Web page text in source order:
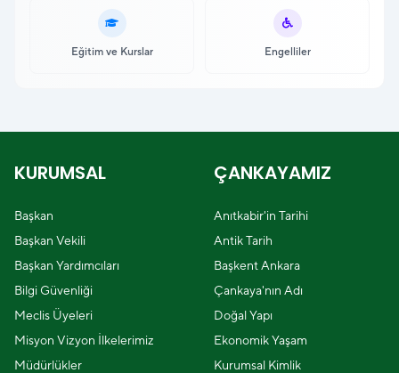
Eğitim ve Kurslar Engelliler
KURUMSAL
Başkan
Başkan Vekili
Başkan Yardımcıları
Bilgi Güvenliği
Meclis Üyeleri
Misyon Vizyon İlkelerimiz
Müdürlükler
ÇANKAYAMIZ
Anıtkabir'in Tarihi
Antik Tarih
Başkent Ankara
Çankaya'nın Adı
Doğal Yapı
Ekonomik Yaşam
Kurumsal Kimlik